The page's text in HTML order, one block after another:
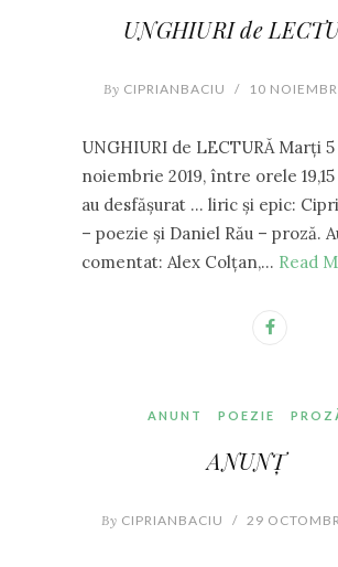
UNGHIURI de
By CIPRIANBACIU / 10
UNGHIURI de LECTURĂ Marți 5
noiembrie 2019, între orele 19,15
au desfășurat … liric și epic:
– poezie și Daniel Rău – proză.
comentat: Alex Colțan,… Read
ANUNT POEZIE
ANUNȚ
By CIPRIANBACIU / 29